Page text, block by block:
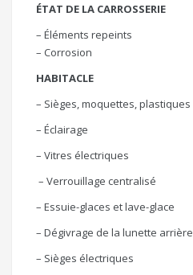
ÉTAT DE LA CARROSSERIE
– Éléments repeints
– Corrosion
HABITACLE
– Sièges, moquettes, plastiques
– Éclairage
– Vitres électriques
– Verrouillage centralisé
– Essuie-glaces et lave-glace
– Dégivrage de la lunette arrière
– Sièges électriques